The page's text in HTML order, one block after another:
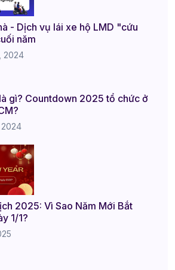
- Dịch vụ lái xe hộ LMD "cứu
năm
2024
gì? Countdown 2025 tổ chức ở
2024
2025: Vì Sao Năm Mới Bắt
1/1?